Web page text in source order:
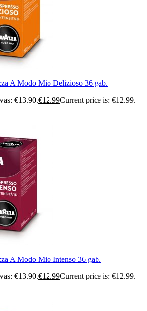
A Modo Mio Delizioso 36 gab.
€13.90.€12.99Current price is: €12.99.
A Modo Mio Intenso 36 gab.
€13.90.€12.99Current price is: €12.99.